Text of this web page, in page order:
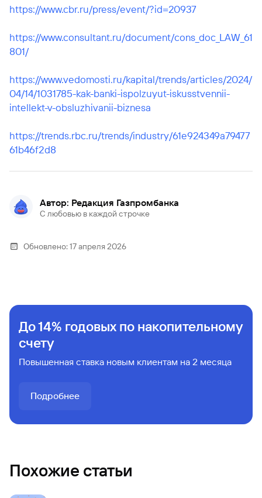
https://www.cbr.ru/press/event/?id=20937
https://www.consultant.ru/document/cons_doc_LAW_61
801/
https://www.vedomosti.ru/kapital/trends/articles/2024/
04/14/1031785-kak-banki-ispolzuyut-iskusstvennii-
intellekt-v-obsluzhivanii-biznesa
https://trends.rbc.ru/trends/industry/61e924349a79477
61b46f2d8
Автор: Редакция Газпромбанка
С любовью в каждой строчке
Обновлено:17 апреля 2026
До 14% годовых по накопительному
счету
Повышенная ставка новым клиентам на 2 месяца
Подробнее
Похожие статьи